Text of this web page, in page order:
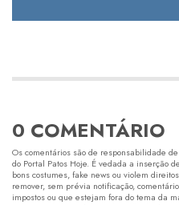
0 COMENTÁRIO
Os comentários são de responsabilidade
do Portal Patos Hoje. É vedada a inserção
bons costumes, fake news ou violem
remover, sem prévia notificação,
impostos ou que estejam fora do tema da